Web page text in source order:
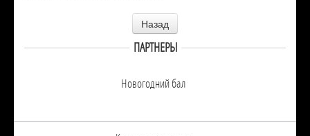
Назад
ПАРТНЕРЫ
Новогодний бал